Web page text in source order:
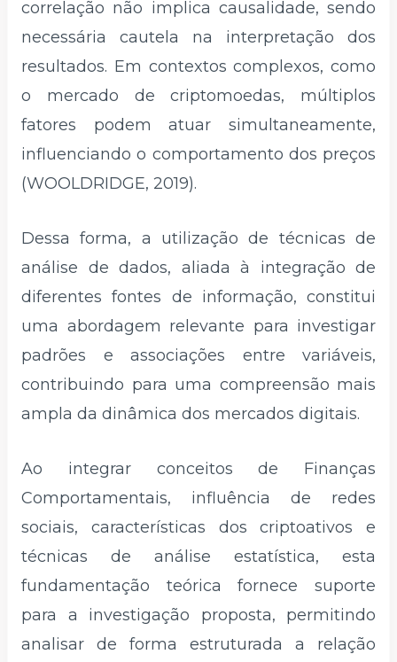
correlação não implica causalidade, sendo
necessária cautela na interpretação dos
resultados. Em contextos complexos, como
o mercado de criptomoedas, múltiplos
fatores podem atuar simultaneamente,
influenciando o comportamento dos preços
(WOOLDRIDGE, 2019).
Dessa forma, a utilização de técnicas de
análise de dados, aliada à integração de
diferentes fontes de informação, constitui
uma abordagem relevante para investigar
padrões e associações entre variáveis,
contribuindo para uma compreensão mais
ampla da dinâmica dos mercados digitais.
Ao integrar conceitos de Finanças
Comportamentais, influência de redes
sociais, características dos criptoativos e
técnicas de análise estatística, esta
fundamentação teórica fornece suporte
para a investigação proposta, permitindo
analisar de forma estruturada a relação